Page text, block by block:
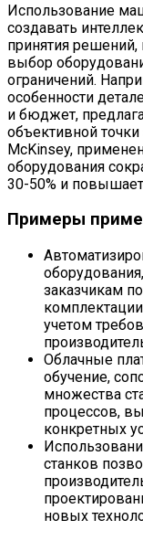
Использование
создавать
принятия
выбор
ограничений.
особенности
и бюджет,
объективной
McKinsey,
оборудования
30-50% и
Примеры
заказчикам
учетом
Облачные
обучение,
множества
процессов,
конкретных
станков
новых